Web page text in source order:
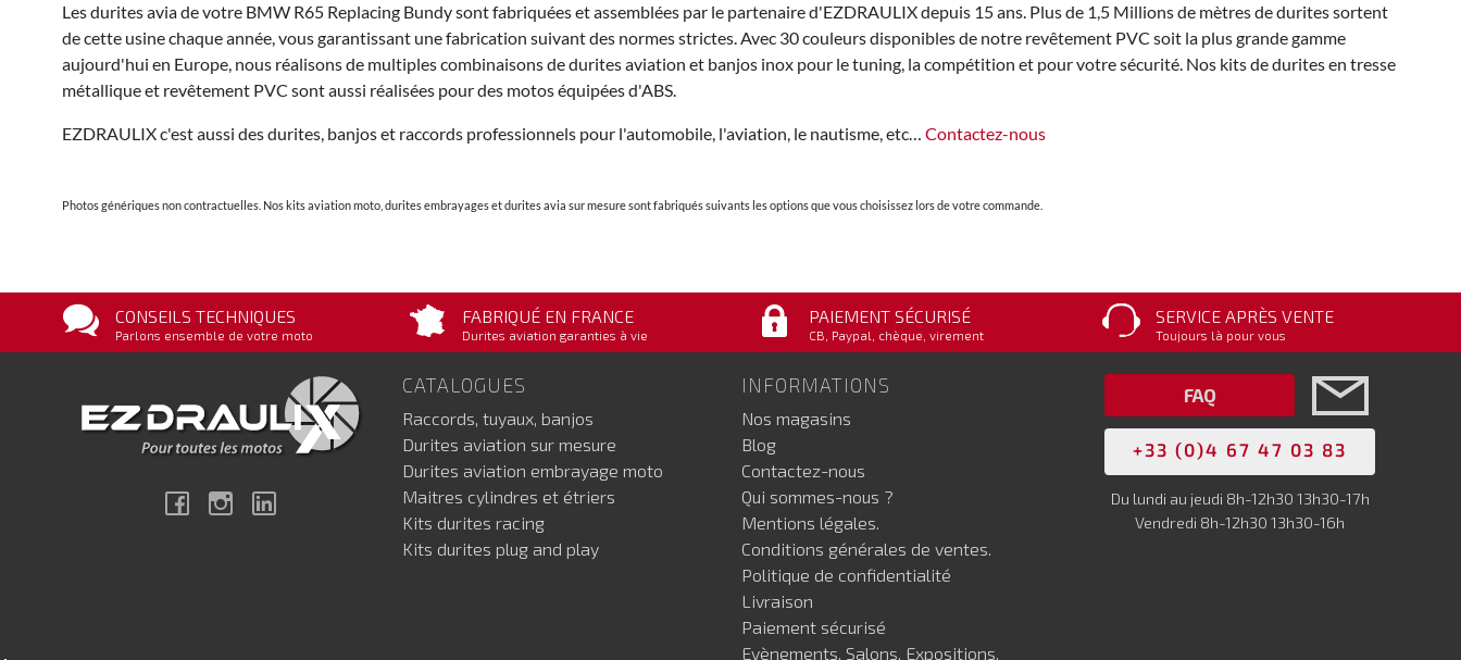
Les durites avia de votre BMW R65 Replacing Bundy sont fabriquées et assemblées par le partenaire d'EZDRAULIX depuis 15 ans. Plus de 1,5 Millions de mètres de durites sortent
de cette usine chaque année, vous garantissant une fabrication suivant des normes strictes. Avec 30 couleurs disponibles de notre revêtement PVC soit la plus grande gamme
aujourd'hui en Europe, nous réalisons de multiples combinaisons de durites aviation et banjos inox pour le tuning, la compétition et pour votre sécurité. Nos kits de durites en tresse
métallique et revêtement PVC sont aussi réalisées pour des motos équipées d'ABS.
EZDRAULIX c'est aussi des durites, banjos et raccords professionnels pour l'automobile, l'aviation, le nautisme, etc… Contactez-nous
Photos génériques non contractuelles. Nos kits aviation moto, durites embrayages et durites avia sur mesure sont fabriqués suivants les options que vous choisissez lors de votre commande.
CONSEILS TECHNIQUES
Parlons ensemble de votre moto
FABRIQUÉ EN FRANCE
Durites aviation garanties à vie
PAIEMENT SÉCURISÉ
CB, Paypal, chèque, virement
SERVICE APRÈS VENTE
Toujours là pour vous
FacebookInstagram
CATALOGUES
Raccords, tuyaux, banjos
Durites aviation sur mesure
Durites aviation embrayage moto
Maitres cylindres et étriers
Kits durites racing
Kits durites plug and play
INFORMATIONS
Nos magasins
Blog
Contactez-nous
Qui sommes-nous ?
Mentions légales.
Conditions générales de ventes.
Politique de confidentialité
Livraison
Paiement sécurisé
Evènements, Salons, Expositions.
FAQ
+33 (0)4 67 47 03 83
Du lundi au jeudi 8h-12h30 13h30-17h
Vendredi 8h-12h30 13h30-16h